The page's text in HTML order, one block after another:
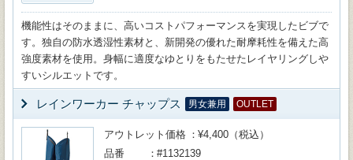
機能性はそのままに、高いコストパフォーマンスを実現したビブで
す。独自の防水透湿性素材と、新開発の優れた耐摩耗性を備えた高
強度素材を使用。身幅に適度なゆとりをもたせたレイヤリングしや
すいシルエットです。
レインワーカー チャップス 男女兼用 OUTLET
アウトレット価格
¥4,400（税込）
品番
#1132139